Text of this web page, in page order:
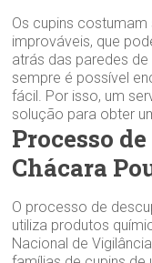
Os cupins
improváveis, que
atrás das paredes
sempre é possível
fácil. Por isso, um
solução para obter
Processo
Chácara
O processo de
utiliza produtos
Nacional de